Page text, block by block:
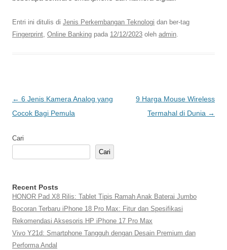
Entri ini ditulis di Jenis Perkembangan Teknologi dan ber-tag
Fingerprint, Online Banking pada 12/12/2023 oleh admin.
Navigasi
Tulisan
← 6 Jenis Kamera Analog yang
Cocok Bagi Pemula
9 Harga Mouse Wireless
Termahal di Dunia →
Cari
Cari
Recent Posts
HONOR Pad X8 Rilis: Tablet Tipis Ramah Anak Baterai Jumbo
Bocoran Terbaru iPhone 18 Pro Max: Fitur dan Spesifikasi
Rekomendasi Aksesoris HP iPhone 17 Pro Max
Vivo Y21d: Smartphone Tangguh dengan Desain Premium dan
Performa Andal